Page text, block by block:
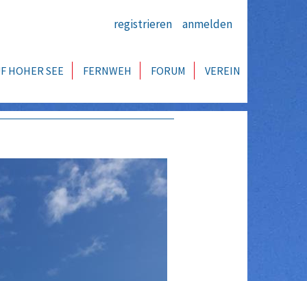
registrieren anmelden
HOHER SEE FERNWEH FORUM VEREIN